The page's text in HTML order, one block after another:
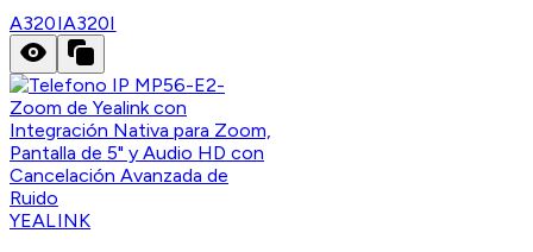
A320IA320I
YEALINK